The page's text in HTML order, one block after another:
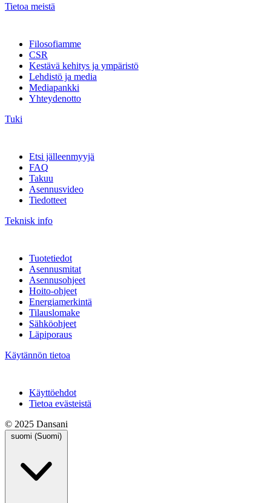
Tietoa meistä
Filosofiamme
CSR
Kestävä kehitys ja ympäristö
Lehdistö ja media
Mediapankki
Yhteydenotto
Tuki
Etsi jälleenmyyjä
FAQ
Takuu
Asennusvideo
Tiedotteet
Teknisk info
Tuotetiedot
Asennusmitat
Asennusohjeet
Hoito-ohjeet
Energiamerkintä
Tilauslomake
Sähköohjeet
Läpiporaus
Käytännön tietoa
Käyttöehdot
Tietoa evästeistä
© 2025 Dansani
suomi (Suomi)